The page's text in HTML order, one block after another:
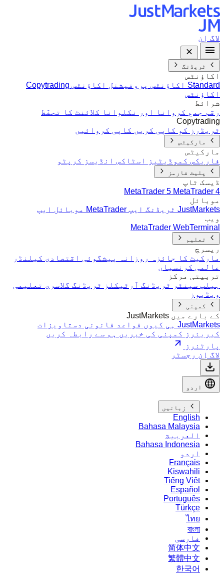
لاگ اِن
ٹریڈنگ
اکاؤنٹس
Standard اکاؤنٹس
پروفیشنل اکاؤنٹس Copytrading
اکاؤنٹس
شرائط
رقم جمع کروانا اور نکلوانا کلائنٹ کا تحفّظ
Copytrading
ٹریڈرز کو کاپی کریں کاپی کروائیں
مارکیٹس
مارکیٹس
فاریکس کموڈیٹیز اسٹاکس انڈیسز کرپٹو
پلیٹ فارمز
ڈیسک ٹاپ
MetaTrader 5 MetaTrader 4
موبائل
JustMarkets ٹریڈنگ ایپ
MetaTrader موبائل ایپ
ویب
MetaTrader WebTerminal
تعلیم
ریسرچ
مارکیٹ کا جائزہ
روزانہ پیشگوئی اقتصادی کیلنڈر
عالمی کرنسیاں
تربیتی مرکز
ہیلپ سینٹر
ٹریڈنگ آرٹیکلز ٹریڈنگ گلاسری تعلیمی
ویڈیوز
کمپنی
کے بارے میں JustMarkets
JustMarkets ہی کیوں
قواعد قانونی دستاویزات
کیریئرز
کمپنی کی خبریں
ہم سے رابطہ کریں
پارٹنرز
لاگ اِن رجسٹر
اردو
زبانیں
English
Bahasa Malaysia
العربية
Bahasa Indonesia
اردو
Français
Kiswahili
Tiếng Việt
Español
Português
Türkçe
ไทย
বাংলা
فارسی
简体中文
繁體中文
한국어